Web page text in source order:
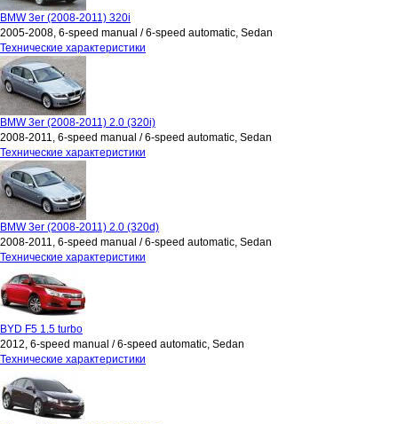
BMW 3er (2008-2011) 320i
2005-2008, 6-speed manual / 6-speed automatic, Sedan
Технические характеристики
BMW 3er (2008-2011) 2.0 (320i)
2008-2011, 6-speed manual / 6-speed automatic, Sedan
Технические характеристики
BMW 3er (2008-2011) 2.0 (320d)
2008-2011, 6-speed manual / 6-speed automatic, Sedan
Технические характеристики
BYD F5 1.5 turbo
2012, 6-speed manual / 6-speed automatic, Sedan
Технические характеристики